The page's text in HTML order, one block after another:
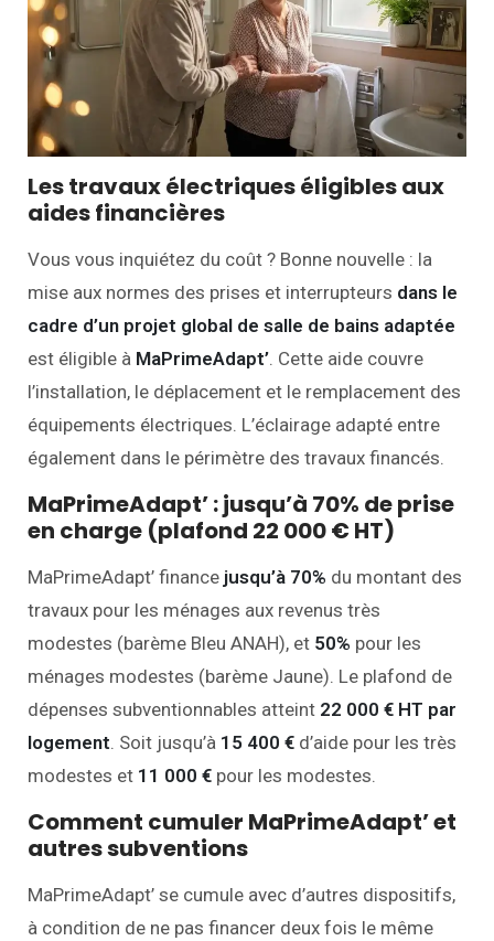
Les travaux électriques éligibles aux
aides financières
Vous vous inquiétez du coût ? Bonne nouvelle : la
mise aux normes des prises et interrupteurs dans le
cadre d’un projet global de salle de bains adaptée
est éligible à MaPrimeAdapt’. Cette aide couvre
l’installation, le déplacement et le remplacement des
équipements électriques. L’éclairage adapté entre
également dans le périmètre des travaux financés.
MaPrimeAdapt’ : jusqu’à 70% de prise
en charge (plafond 22 000 € HT)
MaPrimeAdapt’ finance jusqu’à 70% du montant des
travaux pour les ménages aux revenus très
modestes (barème Bleu ANAH), et 50% pour les
ménages modestes (barème Jaune). Le plafond de
dépenses subventionnables atteint 22 000 € HT par
logement. Soit jusqu’à 15 400 € d’aide pour les très
modestes et 11 000 € pour les modestes.
Comment cumuler MaPrimeAdapt’ et
autres subventions
MaPrimeAdapt’ se cumule avec d’autres dispositifs,
à condition de ne pas financer deux fois le même